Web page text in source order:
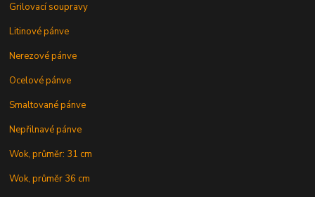
Grilovací soupravy
Litinové pánve
Nerezové pánve
Ocelové pánve
Smaltované pánve
Nepřilnavé pánve
Wok, průměr: 31 cm
Wok, průměr 36 cm